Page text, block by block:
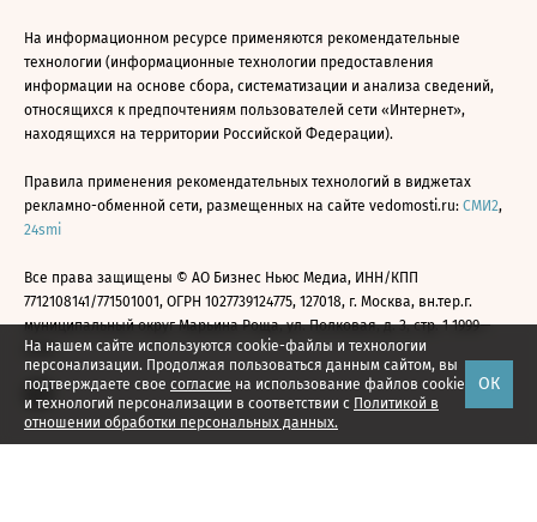
На нашем сайте используются cookie-файлы и технологии
персонализации. Продолжая пользоваться данным сайтом, вы
подтверждаете свое согласие на использование файлов cookie
и технологий персонализации в соответствии с Политикой в
отношении обработки персональных данных.
ОК
На информационном ресурсе применяются рекомендательные
технологии (информационные технологии предоставления
информации на основе сбора, систематизации и анализа сведений,
относящихся к предпочтениям пользователей сети «Интернет»,
находящихся на территории Российской Федерации).
Правила применения рекомендательных технологий в виджетах
рекламно-обменной сети, размещенных на сайте vedomosti.ru: СМИ2,
24smi
Все права защищены © АО Бизнес Ньюс Медиа, ИНН/КПП
7712108141/771501001, ОГРН 1027739124775, 127018, г. Москва, вн.тер.г.
муниципальный округ Марьина Роща, ул. Полковая, д. 3, стр. 1 1999—
2026